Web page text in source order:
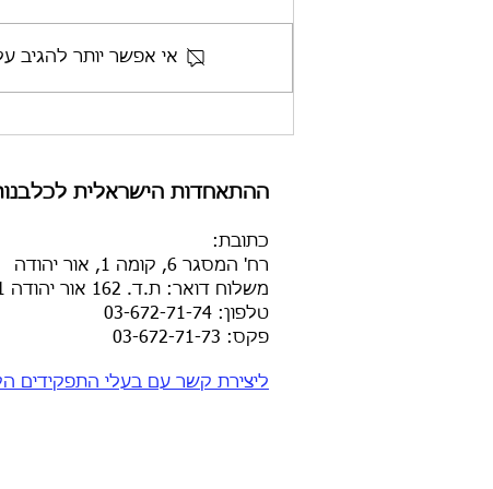
אי אפשר יותר להגיב
ההתאחדות הישראלית
כתובת:
רח' המסגר 6, קומה 1, אור יהודה
משלוח דואר: ת.ד. 162 אור יהודה 6025101
טלפון: 03-672-71-74
פקס: 03-672-71-73​
ליצירת קשר עם בעלי התפקידים